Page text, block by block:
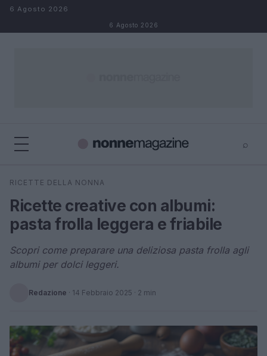
Salta al contenuto
6 Agosto 2026
6 Agosto 2026
⌕
Cerca
RICETTE DELLA NONNA
Ricette creative con albumi:
pasta frolla leggera e friabile
Scopri come preparare una deliziosa pasta frolla agli
albumi per dolci leggeri.
Redazione · 14 Febbraio 2025 · 2 min